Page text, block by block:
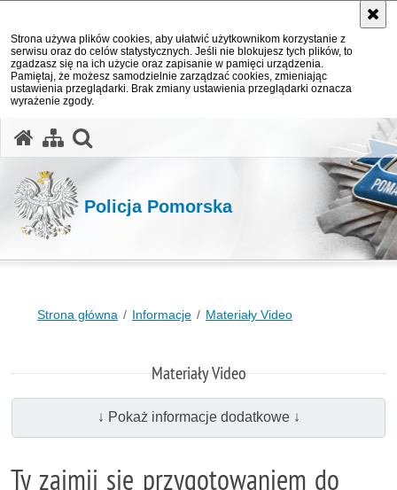
Strona używa plików cookies, aby ułatwić użytkownikom korzystanie z
serwisu oraz do celów statystycznych. Jeśli nie blokujesz tych plików, to
zgadzasz się na ich użycie oraz zapisanie w pamięci urządzenia.
Pamiętaj, że możesz samodzielnie zarządzać cookies, zmieniając
ustawienia przeglądarki. Brak zmiany ustawienia przeglądarki oznacza
wyrażenie zgody.
Policja Pomorska
Strona główna Informacje Materiały Video
Materiały Video
↓ Pokaż informacje dodatkowe ↓
Ty zajmij się przygotowaniem do